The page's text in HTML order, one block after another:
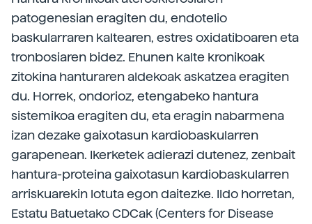
patogenesian eragiten du, endotelio
baskularraren kaltearen, estres oxidatiboaren eta
tronbosiaren bidez. Ehunen kalte kronikoak
zitokina hanturaren aldekoak askatzea eragiten
du. Horrek, ondorioz, etengabeko hantura
sistemikoa eragiten du, eta eragin nabarmena
izan dezake gaixotasun kardiobaskularren
garapenean. Ikerketek adierazi dutenez, zenbait
hantura-proteina gaixotasun kardiobaskularren
arriskuarekin lotuta egon daitezke. Ildo horretan,
Estatu Batuetako CDCak (Centers for Disease